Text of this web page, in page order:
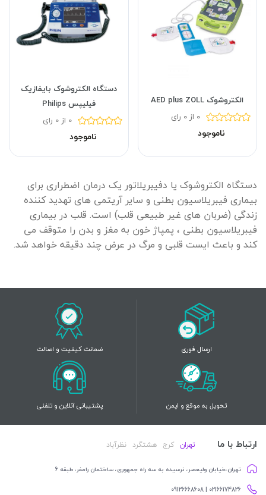
الکتروشوک AED plus ZOLL
0 از 0 رای
ناموجود
دستگاه الکتروشوک بایفازیک
فیلیپس Philips
0 از 0 رای
ناموجود
دستگاه الکتروشوک یا دفیبریلاتور یک درمان اضطراری برای
بیماری فیبریلاسیون بطنی و سایر آریتمی های تهدید کننده
زندگی (ضربان های غیر طبیعی قلب) است. قلب در بیماری
فیبریلاسیون بطنی ، پمپاژ خون به مغز و بدن را متوقف می
کند و باعث ایست قلبی و مرگ در عرض چند دقیقه خواهد شد.
ارسال فوری ضمانت کیفیت و اصالت
تحویل به موقع و ایمن پشتیبانی آنلاین و تلفنی
ارتباط با ما تهران کرج هشتگرد نظرآباد
تهران،خیابان ولیعصر، نرسیده به سه راه جمهوری، ساختمان رامفر، طبقه 6
02166174826 | 09126668608